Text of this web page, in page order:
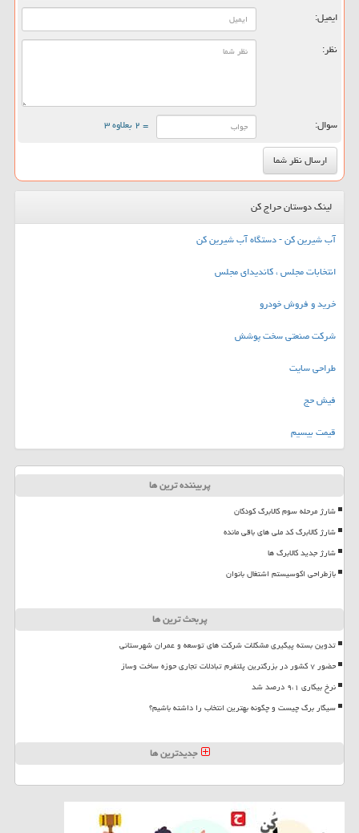
ایمیل:
نظر:
سوال: = ۲ بعلاوه ۳
لینک دوستان حراج کن
آب شیرین کن - دستگاه آب شیرین کن
انتخابات مجلس ، کاندیدای مجلس
خرید و فروش خودرو
شرکت صنعتی سخت پوشش
طراحی سایت
فیش حج
قیمت بیسیم
پربیننده ترین ها
شارژ مرحله سوم کالابرگ کودکان
شارژ کالابرگ کد ملی های باقی مانده
شارژ جدید کالابرگ ها
بازطراحی اکوسیستم اشتغال بانوان
پربحث ترین ها
تدوین بسته پیگیری مشکلات شرکت های توسعه و عمران شهرستانی
حضور ۷ کشور در بزرگترین پلتفرم تبادلات تجاری حوزه ساخت وساز
نرخ بیکاری ۹،۱ درصد شد
سیگار برگ چیست و چگونه بهترین انتخاب را داشته باشیم؟
جدیدترین ها